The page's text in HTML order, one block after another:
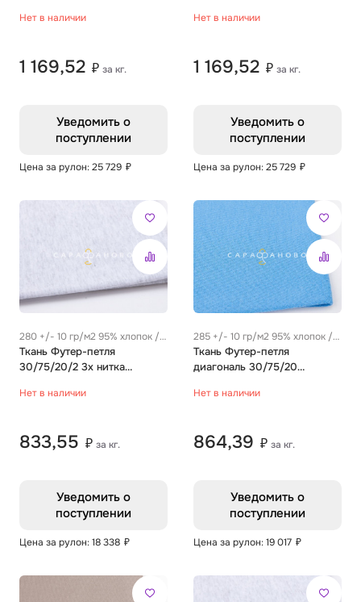
Нет в наличии
1 169,52 ₽ за кг.
Уведомить о
поступлении
Цена за рулон: 25 729 ₽
Нет в наличии
1 169,52 ₽ за кг.
Уведомить о
поступлении
Цена за рулон: 25 729 ₽
280 +/- 10 гр/м2 95% хлопок /
5% эластан
Ткань Футер-петля
30/75/20/2 3х нитка
меланж
Нет в наличии
833,55 ₽ за кг.
Уведомить о
поступлении
Цена за рулон: 18 338 ₽
285 +/- 10 гр/м2 95% хлопок /
5% эластан
Ткань Футер-петля
диагональ 30/75/20
горизонт
Нет в наличии
864,39 ₽ за кг.
Уведомить о
поступлении
Цена за рулон: 19 017 ₽